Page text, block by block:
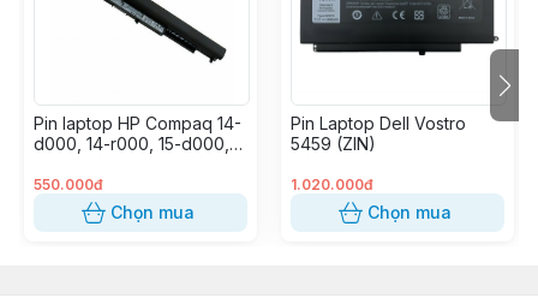
Pin laptop HP Compaq 14-
d000, 14-r000, 15-d000,
r000, 15-s000, CQ14,
CQ15, Probook 240 G2,
OA03 (OA04) (OEM)
550.000đ
Chọn mua
Pin Laptop Dell Vostro
5459 (ZIN)
1.020.000đ
Chọn mua